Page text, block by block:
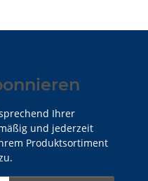
Ihrer
und jederzeit
Produktsortiment